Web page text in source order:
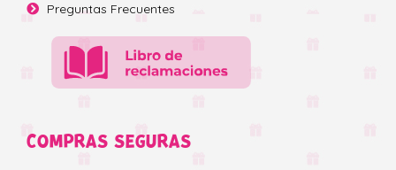
Preguntas Frecuentes
COMPRAS SEGURAS